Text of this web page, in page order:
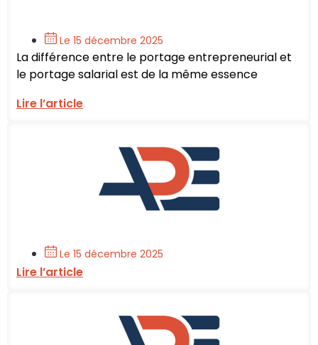
Le 15 décembre 2025
La différence entre le portage entrepreneurial et
le portage salarial est de la même essence
Lire l’article
Le 15 décembre 2025
Lire l’article